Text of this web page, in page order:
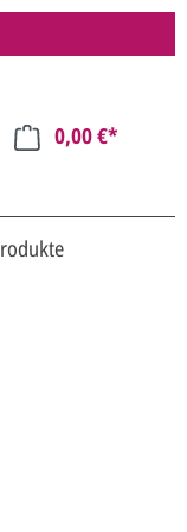
0,00 €*